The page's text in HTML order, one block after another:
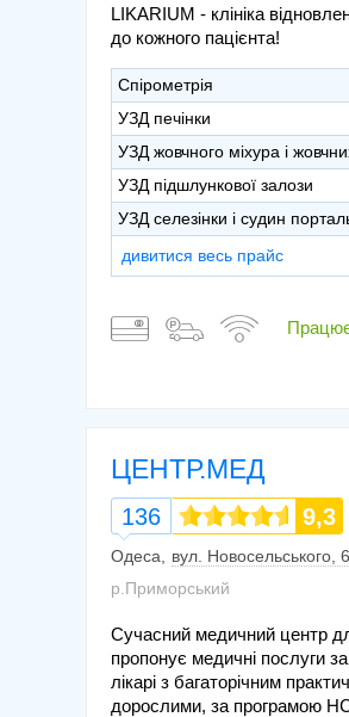
LIKARIUM - клініка
до кожного пацієнта!
Спірометрія
УЗД печінки
УЗД жовчного міхура і
УЗД підшлункової залози
УЗД селезінки і судин
дивитися весь прайс
ЦЕНТР.МЕД
136 9,3
Одеса
вул. Новосельського,
р.Приморський
Сучасний медичний центр
пропонує медичні послуги
лікарі з багаторічним
дорослими, за програмою